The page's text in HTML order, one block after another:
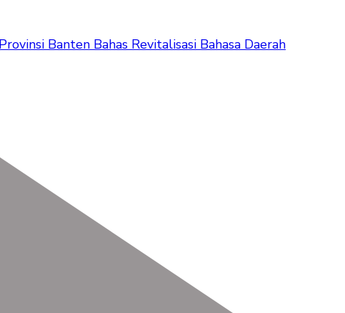
Banten Bahas Revitalisasi Bahasa Daerah